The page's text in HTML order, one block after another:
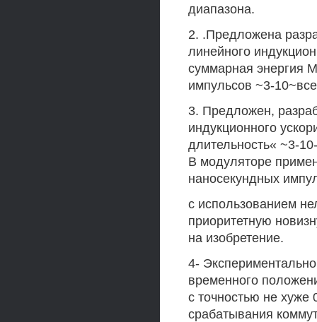
диапазона.
2. .Предложена
линейного
суммарная энергия
импульсов ~3-
3. Предложен,
индукционного
длительность« ~3-
В модуляторе
наносекундных
с использованием
приоритетную
на изобретение.
4-
временного
с точностью не
срабатывания